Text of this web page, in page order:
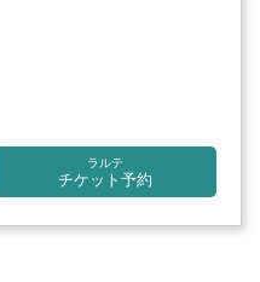
ラルテ
チケット予約